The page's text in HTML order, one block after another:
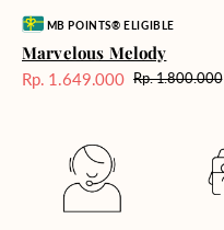
Vendor:MB POINTS® ELIGIBLE
Marvelous Melody
Harga
Rp. 1.649.000 Harga
Rp. 1.800.000